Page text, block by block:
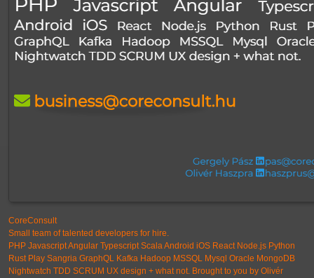
CoreConsult
Small team of talented developers for hire.
PHP Javascript Angular Typescript Scala Android iOS React Node.js Python
Rust Play Sangria GraphQL Kafka Hadoop MSSQL Mysql Oracle MongoDB
Nightwatch TDD SCRUM UX design + what not. Brought to you by Olivér